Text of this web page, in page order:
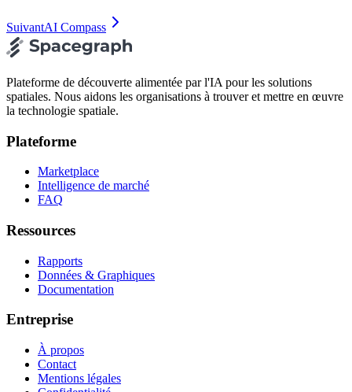
SuivantAI Compass
Plateforme de découverte alimentée par l'IA pour les solutions
spatiales. Nous aidons les organisations à trouver et mettre en œuvre
la technologie spatiale.
Plateforme
Marketplace
Intelligence de marché
FAQ
Ressources
Rapports
Données & Graphiques
Documentation
Entreprise
À propos
Contact
Mentions légales